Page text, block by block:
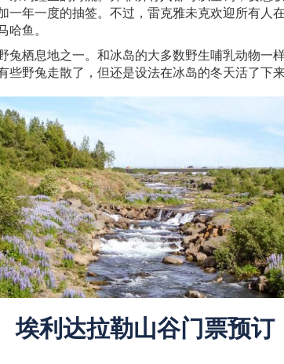
一年一度的抽签。不过，雷克雅未克欢迎所有人
鱼。
兔栖息地之一。和冰岛的大多数野生哺乳动物一
野兔走散了，但还是设法在冰岛的冬天活了下来
埃利达拉勒山谷门票预订